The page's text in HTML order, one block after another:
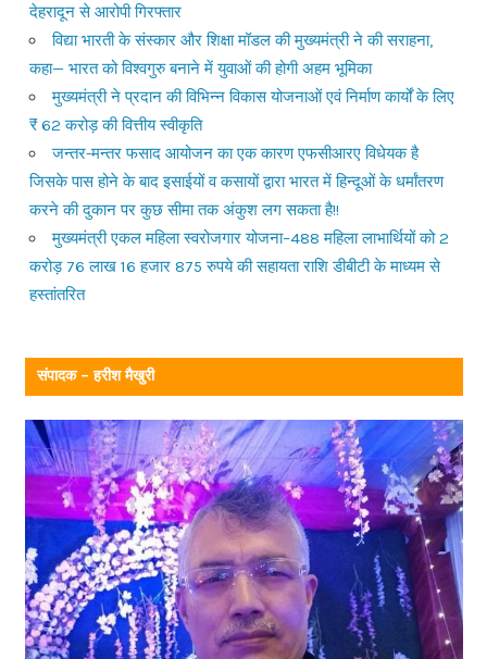
देहरादून से आरोपी गिरफ्तार
विद्या भारती के संस्कार और शिक्षा मॉडल की मुख्यमंत्री ने की सराहना,
कहा— भारत को विश्वगुरु बनाने में युवाओं की होगी अहम भूमिका
मुख्यमंत्री ने प्रदान की विभिन्न विकास योजनाओं एवं निर्माण कार्यों के लिए
₹ 62 करोड़ की वित्तीय स्वीकृति
जन्तर-मन्तर फसाद आयोजन का एक कारण एफसीआरए विधेयक है
जिसके पास होने के बाद इसाईयों व कसायों द्वारा भारत में हिन्दूओं के धर्मांतरण
करने की दुकान पर कुछ सीमा तक अंकुश लग सकता है!!
मुख्यमंत्री एकल महिला स्वरोजगार योजना–488 महिला लाभार्थियों को 2
करोड़ 76 लाख 16 हजार 875 रुपये की सहायता राशि डीबीटी के माध्यम से
हस्तांतरित
संपादक – हरीश मैखुरी